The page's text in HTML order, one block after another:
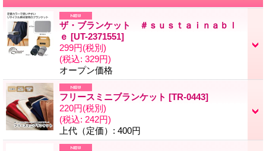
ザ・ブランケット ＃ｓｕｓｔａｉｎａｂｌ
ｅ [UT-2371551]
299円(税別)
(税込: 329円)
オープン価格
フリースミニブランケット [TR-0443]
220円(税別)
(税込: 242円)
上代（定価） : 400円